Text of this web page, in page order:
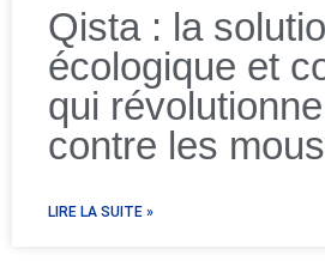
Qista : la
écologique et
qui
contre les
LIRE LA SUITE »